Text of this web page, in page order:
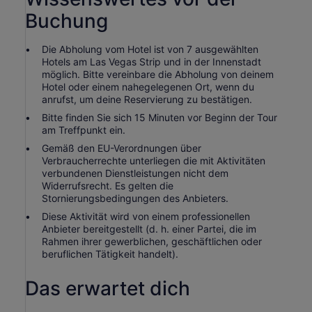
Buchung
Die Abholung vom Hotel ist von 7 ausgewählten
Hotels am Las Vegas Strip und in der Innenstadt
möglich. Bitte vereinbare die Abholung von deinem
Hotel oder einem nahegelegenen Ort, wenn du
anrufst, um deine Reservierung zu bestätigen.
Bitte finden Sie sich 15 Minuten vor Beginn der Tour
am Treffpunkt ein.
Gemäß den EU-Verordnungen über
Verbraucherrechte unterliegen die mit Aktivitäten
verbundenen Dienstleistungen nicht dem
Widerrufsrecht. Es gelten die
Stornierungsbedingungen des Anbieters.
Diese Aktivität wird von einem professionellen
Anbieter bereitgestellt (d. h. einer Partei, die im
Rahmen ihrer gewerblichen, geschäftlichen oder
beruflichen Tätigkeit handelt).
Das erwartet dich